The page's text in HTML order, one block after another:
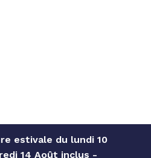
estivale du lundi 10
14 Août inclus -